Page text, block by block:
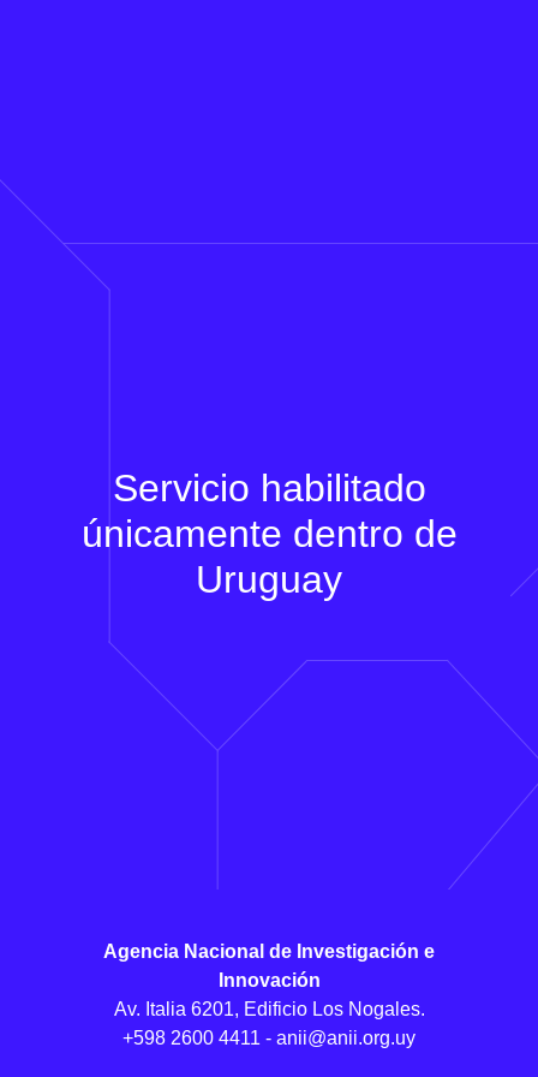
Servicio habilitado
únicamente dentro de
Uruguay
Agencia Nacional de Investigación e
Innovación
Av. Italia 6201, Edificio Los Nogales.
+598 2600 4411 - anii@anii.org.uy